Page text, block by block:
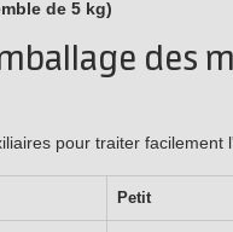
de 5 kg)
des
pour traiter facilement
Petit